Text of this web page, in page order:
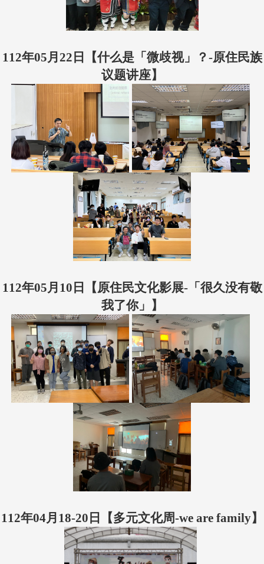
112年05月22日【什么是「微歧视」？-原住民族
议题讲座】
112年05月10日 【原住民文化影展-「很久没有敬
我了你」】
112年04月18-20日【多元文化周-we are family】